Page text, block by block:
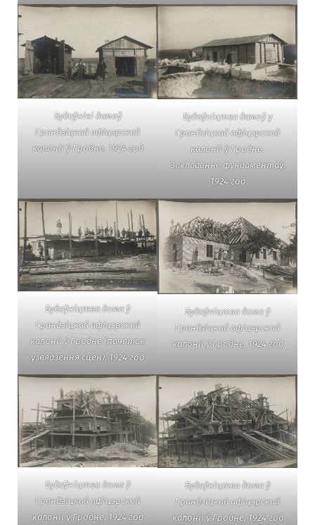
Будаўнікі дамоў
Грандзіцкай афіцэрскай
калоніі ў Гродне. 1924 год
Будаўніцтва дамоў у
Грандзіцкай афіцэрскай
калоніі ў Гродне.
Закладанне фундаментаў.
1924 год
Будаўніцтва дома ў
Грандзіцкай афіцэрскай
калоніі ў Гродне (пачатак
узвядзення сцен), 1924 год
Будаўніцтва дома ў
Грандзіцкай афіцэрскай
калоніі ў Гродне, 1924 год
Будаўніцтва дома ў
Грандзіцкай афіцэрскай
калоніі ў Гродне, 1924 год
Будаўніцтва дома ў
Грандзіцкай афіцэрскай
калоніі ў Гродне, 1924 год